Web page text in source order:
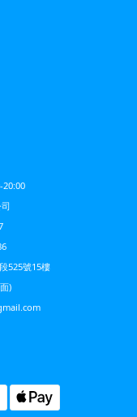
20:00
525號15樓
)